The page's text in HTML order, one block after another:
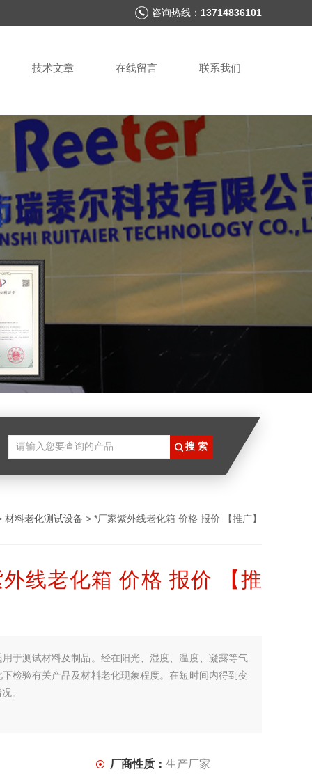
咨询热线： 13714836101
技术文章 在线留言 联系我们
材料老化测试设备 > *厂家紫外线老化箱 价格 报价 【推广】
线老化箱 价格 报价 【推
用于测试材料及制品。经在阳光、湿度、温度、凝露等气
检验有关产品及材料老化现象程度。在短时间内得到变
。
厂商性质： 生产厂家